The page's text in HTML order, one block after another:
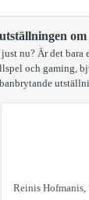
om
nu? Är det
och gaming,